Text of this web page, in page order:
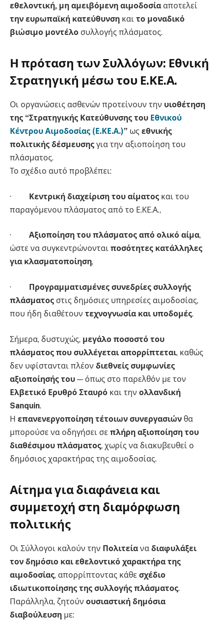
εθελοντική, μη αμειβόμενη αιμοδοσία αποτελεί
την ευρωπαϊκή κατεύθυνση και το μοναδικό
βιώσιμο μοντέλο συλλογής πλάσματος.
Η πρόταση των Συλλόγων: Εθνική
Στρατηγική μέσω του Ε.ΚΕ.Α.
Οι οργανώσεις ασθενών προτείνουν την υιοθέτηση
της “Στρατηγικής Κατεύθυνσης του Εθνικού
Κέντρου Αιμοδοσίας (Ε.ΚΕ.Α.)” ως εθνικής
πολιτικής δέσμευσης για την αξιοποίηση του
πλάσματος.
Το σχέδιο αυτό προβλέπει:
· Κεντρική διαχείριση του αίματος και του
παραγόμενου πλάσματος από το Ε.ΚΕ.Α.,
· Αξιοποίηση του πλάσματος από ολικό αίμα,
ώστε να συγκεντρώνονται ποσότητες κατάλληλες
για κλασματοποίηση,
· Προγραμματισμένες συνεδρίες συλλογής
πλάσματος στις δημόσιες υπηρεσίες αιμοδοσίας,
που ήδη διαθέτουν τεχνογνωσία και υποδομές.
Σήμερα, δυστυχώς, μεγάλο ποσοστό του
πλάσματος που συλλέγεται απορρίπτεται, καθώς
δεν υφίστανται πλέον διεθνείς συμφωνίες
αξιοποίησής του — όπως στο παρελθόν με τον
Ελβετικό Ερυθρό Σταυρό και την ολλανδική
Sanquin.
Η επανενεργοποίηση τέτοιων συνεργασιών θα
μπορούσε να οδηγήσει σε πλήρη αξιοποίηση του
διαθέσιμου πλάσματος, χωρίς να διακυβευθεί ο
δημόσιος χαρακτήρας της αιμοδοσίας.
Αίτημα για διαφάνεια και
συμμετοχή στη διαμόρφωση
πολιτικής
Οι Σύλλογοι καλούν την Πολιτεία να διαφυλάξει
τον δημόσιο και εθελοντικό χαρακτήρα της
αιμοδοσίας, απορρίπτοντας κάθε σχέδιο
ιδιωτικοποίησης της συλλογής πλάσματος.
Παράλληλα, ζητούν ουσιαστική δημόσια
διαβούλευση με: